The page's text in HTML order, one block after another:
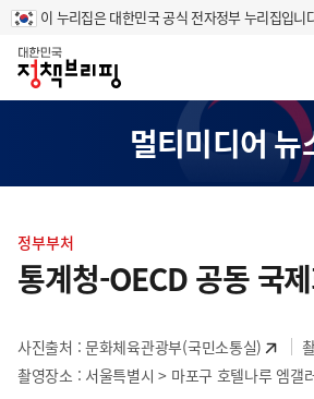
이 누리집은 대한민국 공식 전자정부 누리집입니
홈
멀티미디어 뉴
텐
츠
영
역
정부부처
통계청-OECD 공동 국
사진출처 :문화체육관광부(국민소통실)
촬영장소 : 서울특별시 > 마포구 호텔나루 엠갤